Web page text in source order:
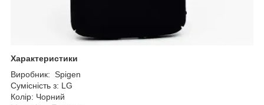
Характеристики
Виробник: Spigen
Сумісність з: LG
Колір: Чорний